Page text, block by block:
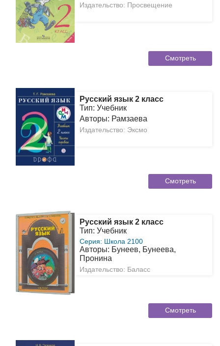
Издательство: Просвещение
Смотреть
Русский язык 2 класс
Тип: Учебник
Авторы: Рамзаева
Издательство: Эксмо
Смотреть
Русский язык 2 класс
Тип: Учебник
Серия: Школа 2100
Авторы: Бунеев, Бунеева,
Пронина
Издательство: Баласс
Смотреть